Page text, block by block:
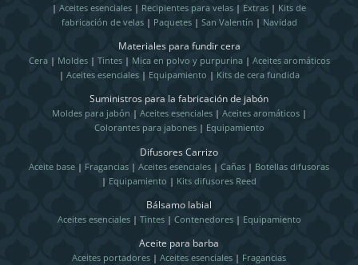
| Aceites esenciales | Recipientes para velas | Extras | Kits de
fabricación de velas| Paquetes| San Valentín | Navidad
Materiales para fundir cera
Cera| Moldes| Tintes| Mica en polvo y purpurina | Aceites aromáticos
| Aceites esenciales| Equipamiento | Kits de cera fundida
Suministros para la fabricación de jabón
Moldes para jabón | Aceites esenciales| Aceites aromáticos|
Colorantes para jabones| Equipamiento
Difusores Carrizo
Aceite base | Fragancias | Aceites esenciales | Cañas | Botellas difusoras
| Equipamiento | Kits difusores Reed
Bálsamo labial
Aceites esenciales| Tintes| Contenedores| Equipamiento
Aceite para barba
Aceites portadores | Aceites esenciales | Fragancias